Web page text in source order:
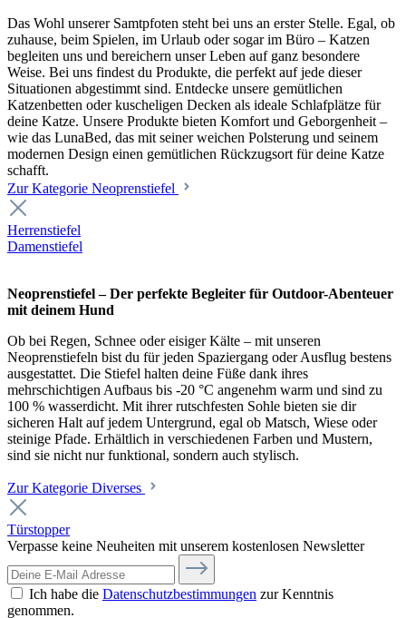
Das Wohl unserer Samtpfoten steht bei uns an erster Stelle. Egal, ob
zuhause, beim Spielen, im Urlaub oder sogar im Büro – Katzen
begleiten uns und bereichern unser Leben auf ganz besondere
Weise. Bei uns findest du Produkte, die perfekt auf jede dieser
Situationen abgestimmt sind. Entdecke unsere gemütlichen
Katzenbetten oder kuscheligen Decken als ideale Schlafplätze für
deine Katze. Unsere Produkte bieten Komfort und Geborgenheit –
wie das LunaBed, das mit seiner weichen Polsterung und seinem
modernen Design einen gemütlichen Rückzugsort für deine Katze
schafft.
Zur Kategorie Neoprenstiefel
Herrenstiefel
Damenstiefel
Neoprenstiefel – Der perfekte Begleiter für Outdoor-Abenteuer
mit deinem Hund
Ob bei Regen, Schnee oder eisiger Kälte – mit unseren
Neoprenstiefeln bist du für jeden Spaziergang oder Ausflug bestens
ausgestattet. Die Stiefel halten deine Füße dank ihres
mehrschichtigen Aufbaus bis -20 °C angenehm warm und sind zu
100 % wasserdicht. Mit ihrer rutschfesten Sohle bieten sie dir
sicheren Halt auf jedem Untergrund, egal ob Matsch, Wiese oder
steinige Pfade. Erhältlich in verschiedenen Farben und Mustern,
sind sie nicht nur funktional, sondern auch stylisch.
Zur Kategorie Diverses
Türstopper
Verpasse keine Neuheiten mit unserem kostenlosen Newsletter
Ich habe die Datenschutzbestimmungen zur Kenntnis
genommen.